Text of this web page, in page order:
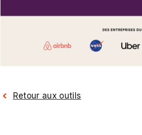
Retour aux outils